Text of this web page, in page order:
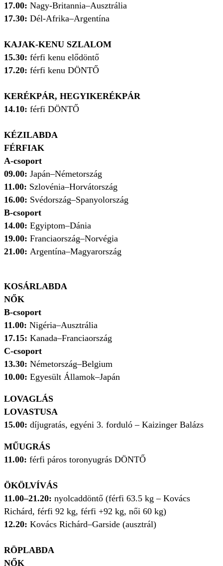
17.00: Nagy-Britannia–Ausztrália
17.30: Dél-Afrika–Argentína
KAJAK-KENU SZLALOM
15.30: férfi kenu elődöntő
17.20: férfi kenu DÖNTŐ
KERÉKPÁR, HEGYIKERÉKPÁR
14.10: férfi DÖNTŐ
KÉZILABDA
FÉRFIAK
A-csoport
09.00: Japán–Németország
11.00: Szlovénia–Horvátország
16.00: Svédország–Spanyolország
B-csoport
14.00: Egyiptom–Dánia
19.00: Franciaország–Norvégia
21.00: Argentína–Magyarország
KOSÁRLABDA
NŐK
B-csoport
11.00: Nigéria–Ausztrália
17.15: Kanada–Franciaország
C-csoport
13.30: Németország–Belgium
10.00: Egyesült Államok–Japán
LOVAGLÁS
LOVASTUSA
15.00: díjugratás, egyéni 3. forduló – Kaizinger Balázs
MŰUGRÁS
11.00: férfi páros toronyugrás DÖNTŐ
ÖKÖLVÍVÁS
11.00–21.20: nyolcaddöntő (férfi 63.5 kg – Kovács
Richárd, férfi 92 kg, férfi +92 kg, női 60 kg)
12.20: Kovács Richárd–Garside (ausztrál)
RÖPLABDA
NŐK